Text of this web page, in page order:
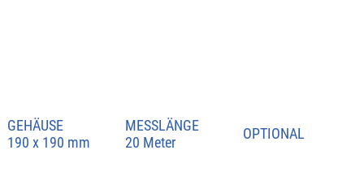
MESSLÄNGE
20 Meter
GEHÄUSE
190 x 190 mm
OPTIONAL